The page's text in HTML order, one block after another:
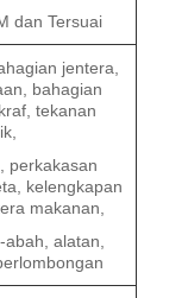
dan Tersuai
jentera,
bahagian
tekanan
perkakasan
kelengkapan
makanan,
alatan,